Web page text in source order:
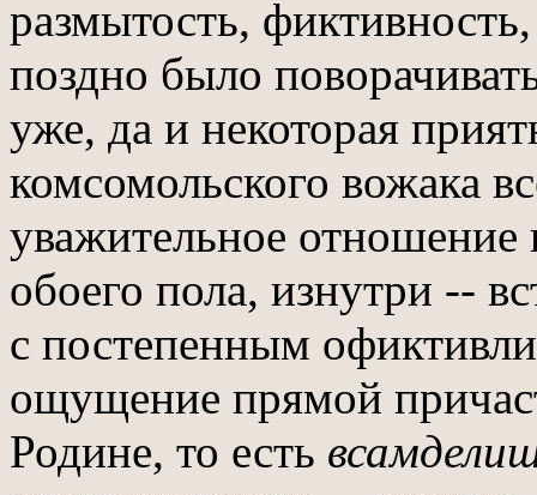
размытость,
поздно было
уже, да и некоторая
комсомольского вожака
уважительное отношение
обоего пола, изнутри --
с постепенным
ощущение прямой
Родине, то есть